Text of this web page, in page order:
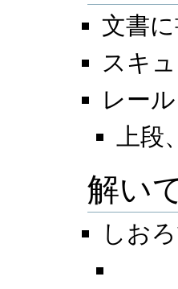
文書
スキ
レー
上
解い
しお